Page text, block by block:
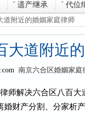
遗产继承 代位
道附近的婚姻家庭律师
大道附近
南京六合区婚姻家庭
师解决六合区八百
财产分割、分家析